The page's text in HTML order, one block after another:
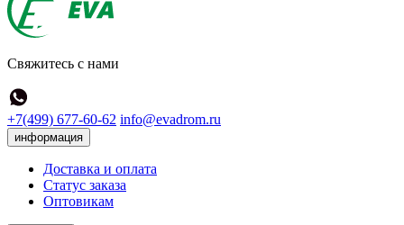
Свяжитесь с нами
+7(499) 677-60-62 info@evadrom.ru
информация
Доставка и оплата
Статус заказа
Оптовикам